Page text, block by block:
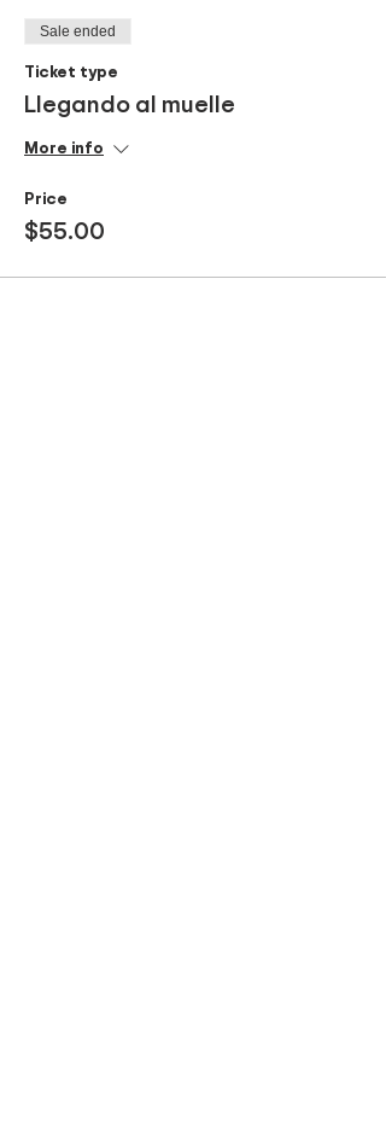
Sale ended
Ticket type
Llegando al muelle
More info
Price
$55.00